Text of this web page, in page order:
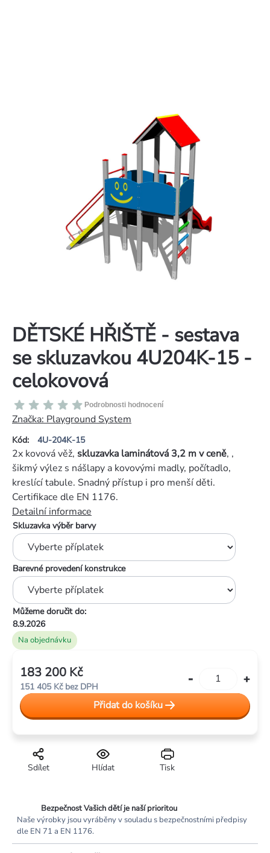
DĚTSKÉ HŘIŠTĚ - sestava
se skluzavkou 4U204K-15 -
celokovová
Kód: 4U-204K-15
Průměrné
hodnocení
produktu
je
0,0
z
5
hvězdiček.
Podrobnosti hodnocení
Značka: Playground System
Na objednávku
Skluzavka výběr barvy
Barevné provedení konstrukce
Můžeme doručit do:
8.9.2026
2x kovová věž, skluzavka laminátová 3,2 m v ceně, ,
šikmý výlez s nášlapy a kovovými madly, počítadlo,
kreslící tabule. Snadný přístup i pro menší děti.
Certifikace dle EN 1176.
Detailní informace
Tisk
Hlídat
Sdílet
183 200 Kč
151 405 Kčbez DPH
cena:
Přidat do košíku
Bezpečnost Vašich dětí je naší prioritou
Naše výrobky jsou vyráběny v souladu s bezpečnostními předpisy
dle EN 71 a EN 1176.